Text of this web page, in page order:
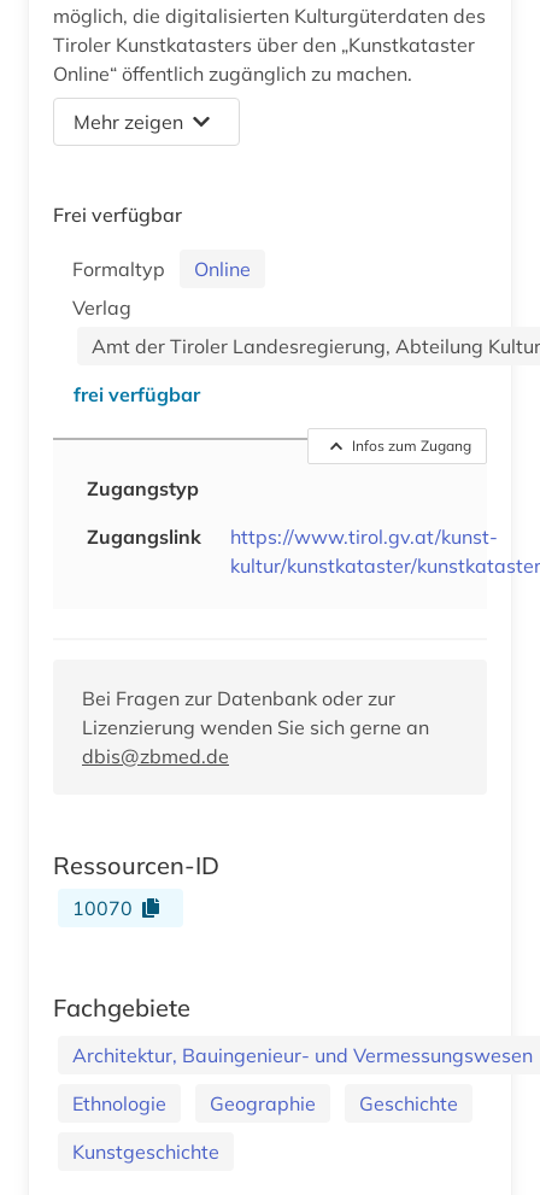
möglich, die digitalisierten Kulturgüterdaten des
Tiroler Kunstkatasters über den „Kunstkataster
Online“ öffentlich zugänglich zu machen.
Mehr zeigen
Frei verfügbar
Formaltyp
Online
Verlag
Amt der Tiroler Landesregierung, Abteilung Kultur
frei verfügbar
Infos zum Zugang
Zugangstyp
Zugangslink
https://www.tirol.gv.at/kunst-
kultur/kunstkataster/
Bei Fragen zur Datenbank oder zur
Lizenzierung wenden Sie sich gerne an
dbis@zbmed.de
Ressourcen-ID
10070
Fachgebiete
Architektur, Bauingenieur- und Vermessungswesen
Ethnologie
Geographie
Geschichte
Kunstgeschichte